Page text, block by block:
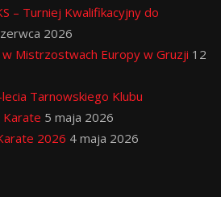
– Turniej Kwalifikacyjny do
2026
w Mistrzostwach Europy w Gruzji 12
Tarnowskiego Klubu
Karate 5 maja 2026
2026 4 maja 2026